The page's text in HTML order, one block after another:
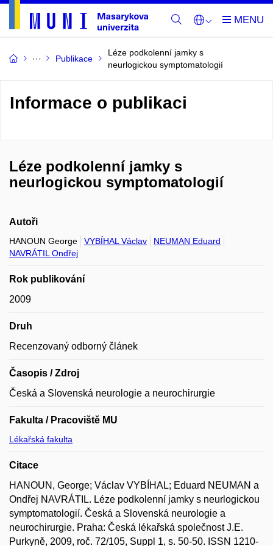
Publikace
Léze podkolenní jamky s
neurlogickou symptomatologií
Informace o publikaci
Léze podkolenní jamky s
neurlogickou symptomatologií
Autoři
HANOUN George VYBÍHAL Václav
NEUMAN Eduard
NAVRÁTIL Ondřej
Rok publikování
2009
Druh
Recenzovaný odborný článek
Časopis / Zdroj
Česká a Slovenská neurologie a neurochirurgie
Fakulta / Pracoviště MU
Lékařská fakulta
Citace
HANOUN, George; Václav VYBÍHAL; Eduard NEUMAN a
Ondřej NAVRÁTIL. Léze podkolenní jamky s neurlogickou
symptomatologií. Česká a Slovenská neurologie a
neurochirurgie. Praha: Česká lékařská společnost J.E.
Purkyně, 2009, roč. 72/105, Suppl 1, s. 50-50. ISSN 1210-